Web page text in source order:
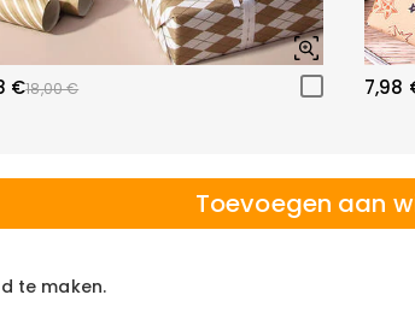
€18,00 € 7,98
Toevoegen aan
te maken.